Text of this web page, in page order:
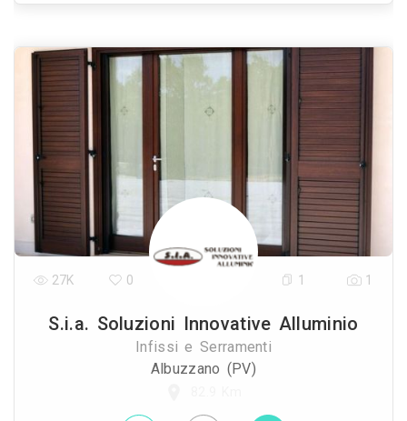
S.i.a. Soluzioni Innovative Alluminio
Infissi e Serramenti
Albuzzano (PV)
27K 0 1 1